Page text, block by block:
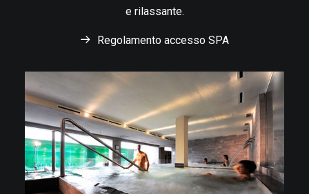
e rilassante.
Regolamento accesso SPA